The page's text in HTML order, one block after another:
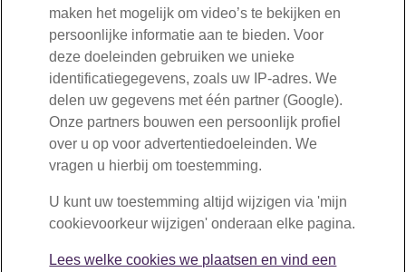
Volg ons
Bent u ondernemer of werkgever?
030-277 56 10
Volg ons
maken het mogelijk om video’s te bekijken en
persoonlijke informatie aan te bieden. Voor
deze doeleinden gebruiken we unieke
identificatiegegevens, zoals uw IP-adres. We
delen uw gegevens met één partner (Google).
Onze partners bouwen een persoonlijk profiel
over u op voor advertentiedoeleinden. We
vragen u hierbij om toestemming.
U kunt uw toestemming altijd wijzigen via 'mijn
cookievoorkeur wijzigen' onderaan elke pagina.
Lees welke cookies we plaatsen en vind een